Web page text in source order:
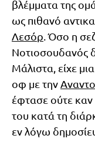
βλέμματα της
ως πιθανό
Λεσόρ . Όσο η
Νοτιοσουδανός
Μάλιστα, είχε
οφ με την
έφτασε ούτε
του κατά τη
εν λόγω